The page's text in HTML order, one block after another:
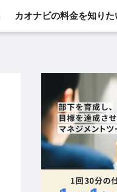
カオナビの料金を知りた